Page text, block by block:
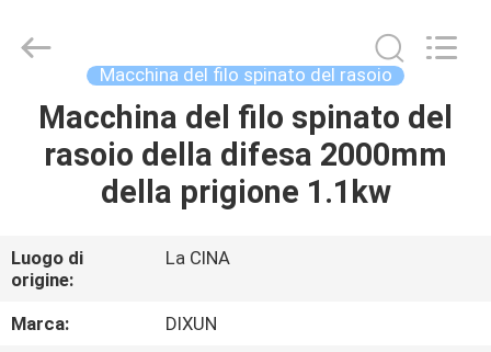
CASA
PRODOTTI
MANIFESTAZIONE
DI
VR
Mesh
Products
Reserved.
Macchina del filo spinato del rasoio
Macchina del filo spinato del
rasoio della difesa 2000mm
della prigione 1.1kw
Luogo di
origine:
La CINA
Marca:
DIXUN